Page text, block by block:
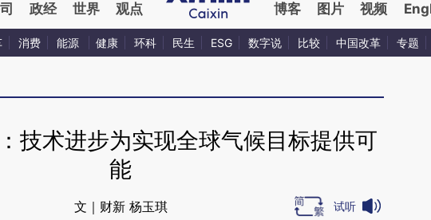
政经 世界 观点 博客 图片 视频
消费 能源 健康 环科 民生 ESG 数字说 比较 中国改革 专题
技术进步为实现全球气候目标提供可
能
文｜财新 杨玉琪 试听